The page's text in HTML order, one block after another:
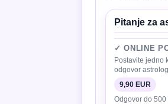
Pitanje za
✓ ONLINE
Postavite jedno
odgovor
9,90 EUR
Odgovor do